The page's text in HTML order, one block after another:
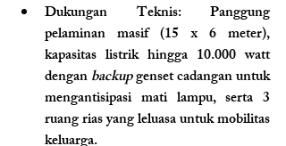
Dukungan Teknis: Panggung
pelaminan masif (15 x 6 meter),
kapasitas listrik hingga 10.000 watt
dengan backup genset cadangan untuk
mengantisipasi mati lampu, serta 3
ruang rias yang leluasa untuk mobilitas